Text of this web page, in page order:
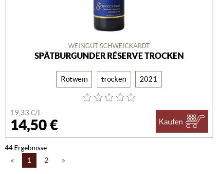
WEINGUT SCHWEICKARDT
SPÄTBURGUNDER RÉSERVE TROCKEN
Rotwein trocken 2021
19,33 €/L
14,50 € Kaufen
44 Ergebnisse
« 1 2 »